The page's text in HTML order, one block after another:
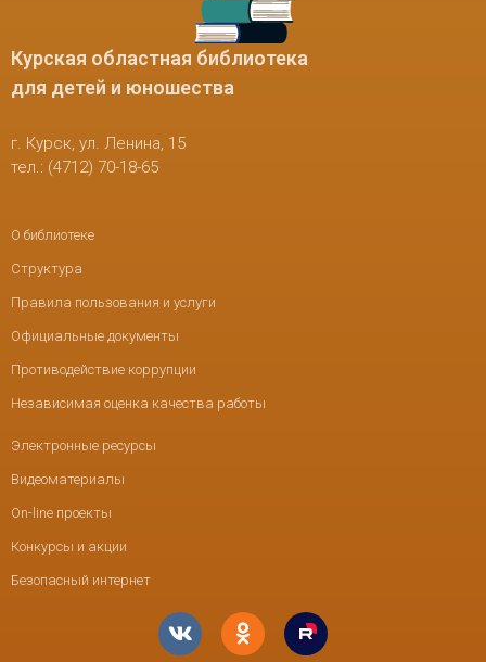
Курская областная библиотека
для детей и юношества
г. Курск, ул. Ленина, 15
тел.: (4712) 70-18-65
О библиотеке
Структура
Правила пользования и услуги
Официальные документы
Противодействие коррупции
Независимая оценка качества работы
Электронные ресурсы
Видеоматериалы
On-line проекты
Конкурсы и акции
Безопасный интернет